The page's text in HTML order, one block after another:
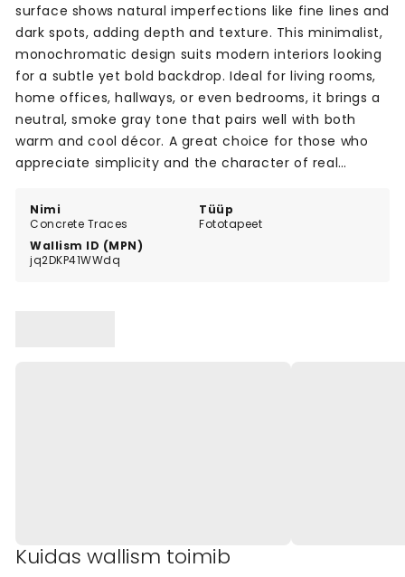
Nimi
Concrete Traces
Tüüp
Fototapeet
Wallism ID (MPN)
jq2DKP41WWdq
surface shows natural imperfections like fine lines and
dark spots, adding depth and texture. This minimalist,
monochromatic design suits modern interiors looking
for a subtle yet bold backdrop. Ideal for living rooms,
home offices, hallways, or even bedrooms, it brings a
neutral, smoke gray tone that pairs well with both
warm and cool décor. A great choice for those who
appreciate simplicity and the character of real
Kuidas wallism toimib